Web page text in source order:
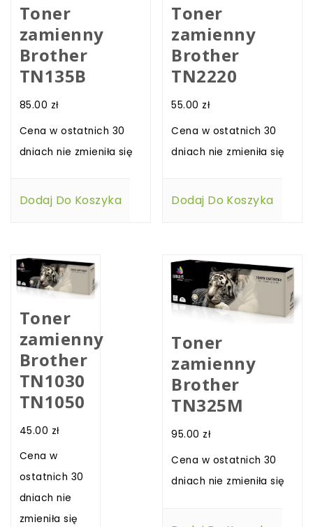
Toner
zamienny
Brother
TN135B
85.00 zł
Cena w ostatnich 30
dniach nie zmieniła się
Dodaj Do Koszyka
Toner
zamienny
Brother
TN2220
55.00 zł
Cena w ostatnich 30
dniach nie zmieniła się
Dodaj Do Koszyka
Toner
zamienny
Brother
TN1030
TN1050
45.00 zł
Cena w
ostatnich 30
dniach nie
zmieniła się
Toner
zamienny
Brother
TN325M
95.00 zł
Cena w ostatnich 30
dniach nie zmieniła się